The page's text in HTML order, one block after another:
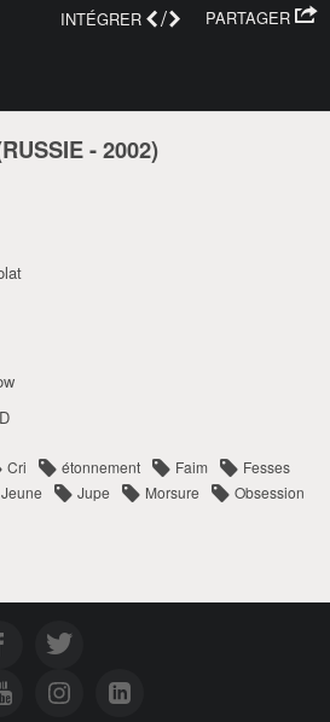
PARTAGER
INTÉGRER /
RUSSIE-2002)
Cri étonnement Faim
Fesses
Jeune Jupe Morsure
Obsession